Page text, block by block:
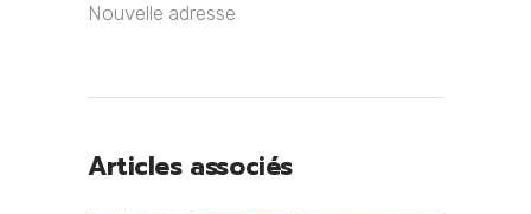
Nouvelle adresse
Articles associés